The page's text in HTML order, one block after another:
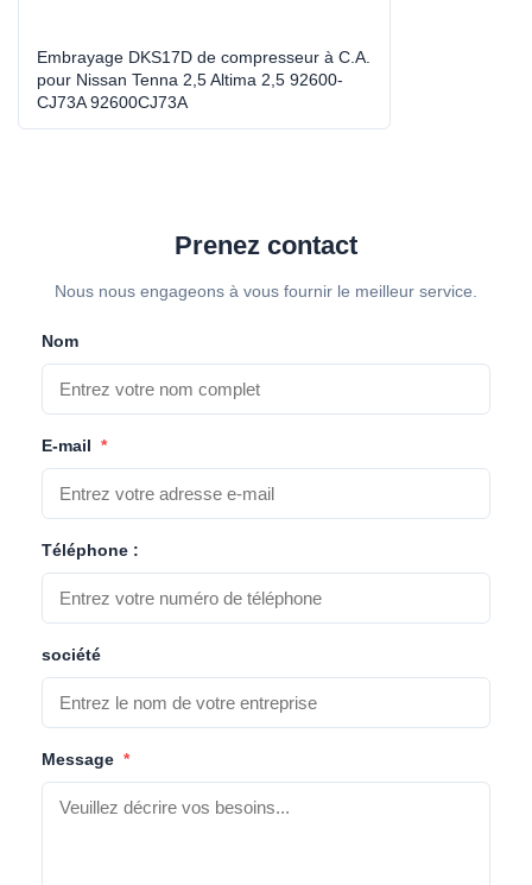
Embrayage DKS17D de compresseur à C.A.
pour Nissan Tenna 2,5 Altima 2,5 92600-
CJ73A 92600CJ73A
Prenez contact
Nous nous engageons à vous fournir le meilleur service.
Nom
E-mail *
Téléphone :
société
Message *